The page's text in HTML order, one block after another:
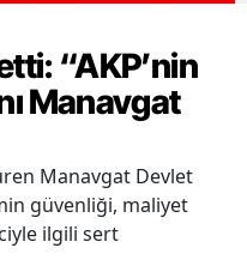
“AKP’nin
Manavgat
Manavgat Devlet
güvenliği, maliyet
ilgili sert